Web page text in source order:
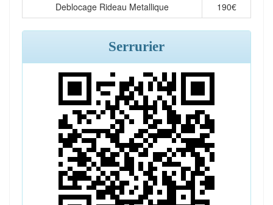
Deblocage Rideau Metallique
190€
Serrurier